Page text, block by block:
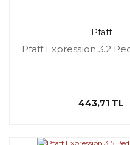
Pfaff
Pfaff Expression 3.2
443,71 TL